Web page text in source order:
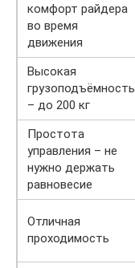
комфорт райдера
во время
движения
Высокая
грузоподъёмность
– до 200 кг
Простота
управления – не
нужно держать
равновесие
Отличная
проходимость